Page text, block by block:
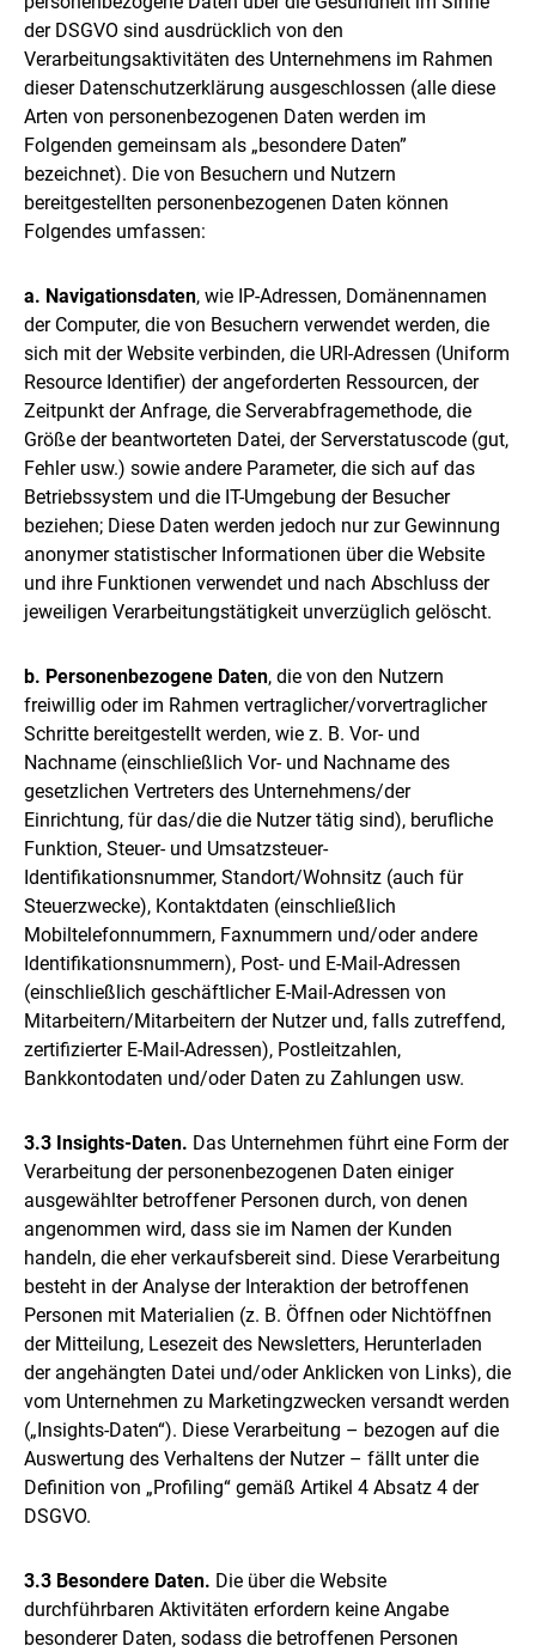
der DSGVO sind ausdrücklich von den
Verarbeitungsaktivitäten des Unternehmens im Rahmen
dieser Datenschutzerklärung ausgeschlossen (alle diese
Arten von personenbezogenen Daten werden im
Folgenden gemeinsam als „besondere Daten”
bezeichnet). Die von Besuchern und Nutzern
bereitgestellten personenbezogenen Daten können
Folgendes umfassen:
a. Navigationsdaten, wie IP-Adressen, Domänennamen
der Computer, die von Besuchern verwendet werden, die
sich mit der Website verbinden, die URI-Adressen (Uniform
Resource Identifier) der angeforderten Ressourcen, der
Zeitpunkt der Anfrage, die Serverabfragemethode, die
Größe der beantworteten Datei, der Serverstatuscode (gut,
Fehler usw.) sowie andere Parameter, die sich auf das
Betriebssystem und die IT-Umgebung der Besucher
beziehen; Diese Daten werden jedoch nur zur Gewinnung
anonymer statistischer Informationen über die Website
und ihre Funktionen verwendet und nach Abschluss der
jeweiligen Verarbeitungstätigkeit unverzüglich gelöscht.
b. Personenbezogene Daten, die von den Nutzern
freiwillig oder im Rahmen vertraglicher/vorvertraglicher
Schritte bereitgestellt werden, wie z. B. Vor- und
Nachname (einschließlich Vor- und Nachname des
gesetzlichen Vertreters des Unternehmens/der
Einrichtung, für das/die die Nutzer tätig sind), berufliche
Funktion, Steuer- und Umsatzsteuer-
Identifikationsnummer, Standort/Wohnsitz (auch für
Steuerzwecke), Kontaktdaten (einschließlich
Mobiltelefonnummern, Faxnummern und/oder andere
Identifikationsnummern), Post- und E-Mail-Adressen
(einschließlich geschäftlicher E-Mail-Adressen von
Mitarbeitern/Mitarbeitern der Nutzer und, falls zutreffend,
zertifizierter E-Mail-Adressen), Postleitzahlen,
Bankkontodaten und/oder Daten zu Zahlungen usw.
3.3 Insights-Daten. Das Unternehmen führt eine Form der
Verarbeitung der personenbezogenen Daten einiger
ausgewählter betroffener Personen durch, von denen
angenommen wird, dass sie im Namen der Kunden
handeln, die eher verkaufsbereit sind. Diese Verarbeitung
besteht in der Analyse der Interaktion der betroffenen
Personen mit Materialien (z. B. Öffnen oder Nichtöffnen
der Mitteilung, Lesezeit des Newsletters, Herunterladen
der angehängten Datei und/oder Anklicken von Links), die
vom Unternehmen zu Marketingzwecken versandt werden
(„Insights-Daten“). Diese Verarbeitung – bezogen auf die
Auswertung des Verhaltens der Nutzer – fällt unter die
Definition von „Profiling“ gemäß Artikel 4 Absatz 4 der
DSGVO.
3.3 Besondere Daten. Die über die Website
durchführbaren Aktivitäten erfordern keine Angabe
besonderer Daten, sodass die betroffenen Personen